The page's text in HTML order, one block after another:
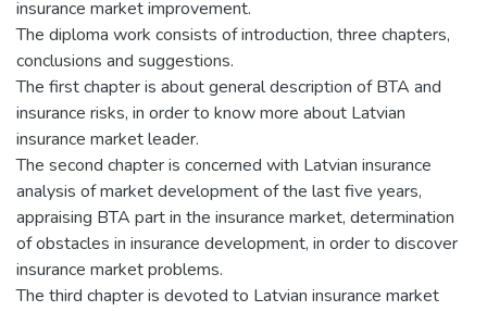
insurance market improvement.
The diploma work consists of introduction, three chapters,
conclusions and suggestions.
The first chapter is about general description of BTA and
insurance risks, in order to know more about Latvian
insurance market leader.
The second chapter is concerned with Latvian insurance
analysis of market development of the last five years,
appraising BTA part in the insurance market, determination
of obstacles in insurance development, in order to discover
insurance market problems.
The third chapter is devoted to Latvian insurance market